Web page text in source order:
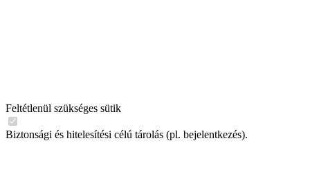
Feltétlenül szükséges sütik
Biztonsági és hitelesítési célú tárolás (pl. bejelentkezés).